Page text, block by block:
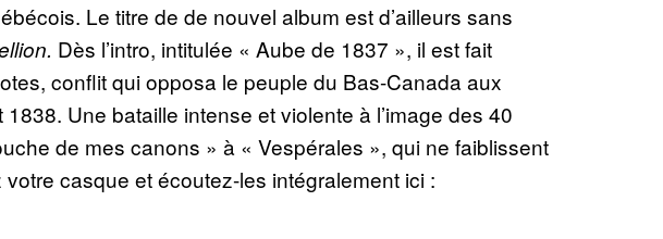
Le titre de de nouvel album est d’ailleurs sans
Dès l’intro, intitulée « Aube de 1837 », il est fait
conflit qui opposa le peuple du Bas-Canada aux
Une bataille intense et violente à l’image des 40
de mes canons » à « Vespérales », qui ne faiblissent
casque et écoutez-les intégralement ici :